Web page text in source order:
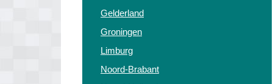
Gelderland
Groningen
Limburg
Noord-Brabant